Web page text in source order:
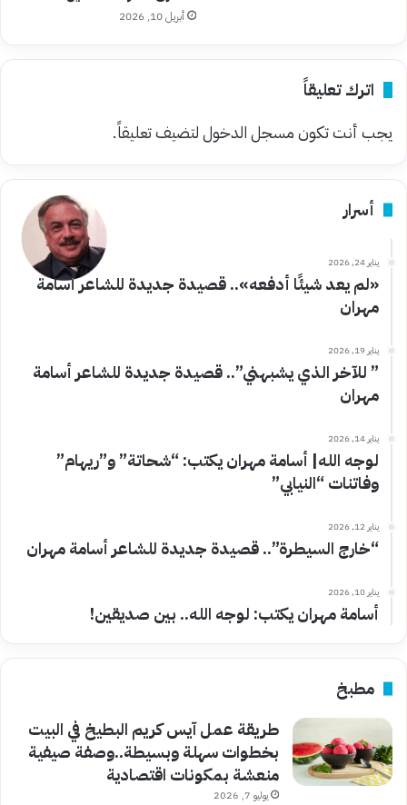
أبريل 10, 2026
اترك تعليقاً
يجب أنت تكونمسجل الدخوللتضيف تعليقاً.
أسرار
يناير 24, 2026
«لم يعد شيئًا أدفعه».. قصيدة جديدة للشاعر أسامة
مهران
يناير 19, 2026
” للآخر الذي يشبهني”.. قصيدة جديدة للشاعر أسامة
مهران
يناير 14, 2026
لوجه الله| أسامة مهران يكتب: “شحاتة” و”ريهام”
وفاتنات “النيابي”
يناير 12, 2026
“خارج السيطرة”.. قصيدة جديدة للشاعر أسامة مهران
يناير 10, 2026
أسامة مهران يكتب: لوجه الله.. بين صديقين!
مطبخ
طريقة عمل آيس كريم البطيخ في البيت
بخطوات سهلة وبسيطة..وصفة صيفية
منعشة بمكونات اقتصادية
يوليو 7, 2026